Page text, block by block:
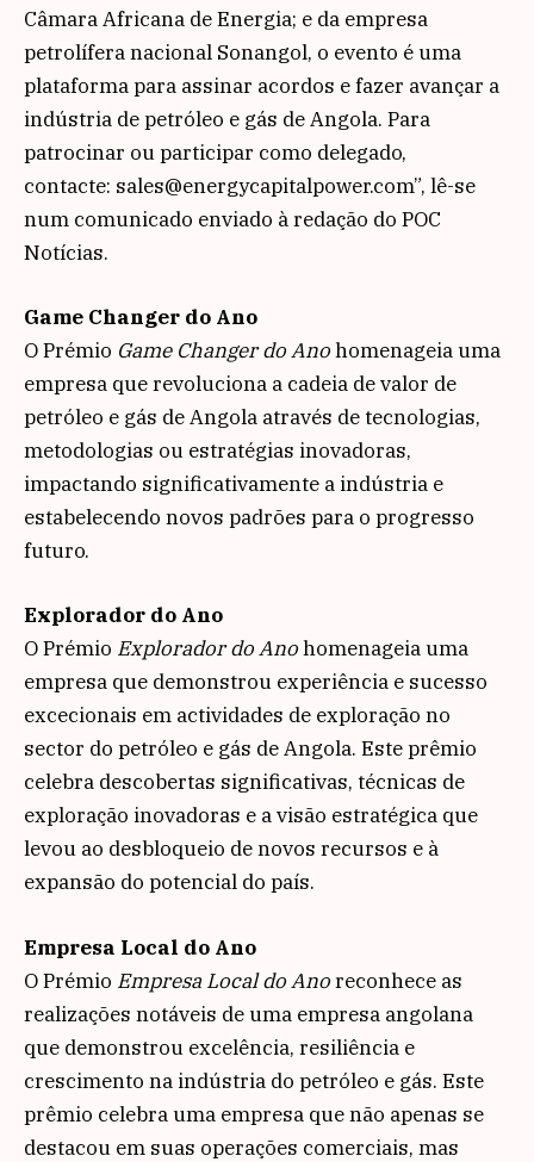
Câmara Africana de Energia; e da empresa
petrolífera nacional Sonangol, o evento é uma
plataforma para assinar acordos e fazer avançar a
indústria de petróleo e gás de Angola. Para
patrocinar ou participar como delegado,
contacte: sales@energycapitalpower.com”, lê-se
num comunicado enviado à redação do POC
Notícias.
Game Changer do Ano
O Prémio Game Changer do Anohomenageia uma
empresa que revoluciona a cadeia de valor de
petróleo e gás de Angola através de tecnologias,
metodologias ou estratégias inovadoras,
impactando significativamente a indústria e
estabelecendo novos padrões para o progresso
futuro.
Explorador do Ano
O Prémio Explorador do Anohomenageia uma
empresa que demonstrou experiência e sucesso
excecionais em actividades de exploração no
sector do petróleo e gás de Angola. Este prêmio
celebra descobertas significativas, técnicas de
exploração inovadoras e a visão estratégica que
levou ao desbloqueio de novos recursos e à
expansão do potencial do país.
Empresa Local do Ano
O Prémio Empresa Local do Anoreconhece as
realizações notáveis de uma empresa angolana
que demonstrou excelência, resiliência e
crescimento na indústria do petróleo e gás. Este
prêmio celebra uma empresa que não apenas se
destacou em suas operações comerciais, mas